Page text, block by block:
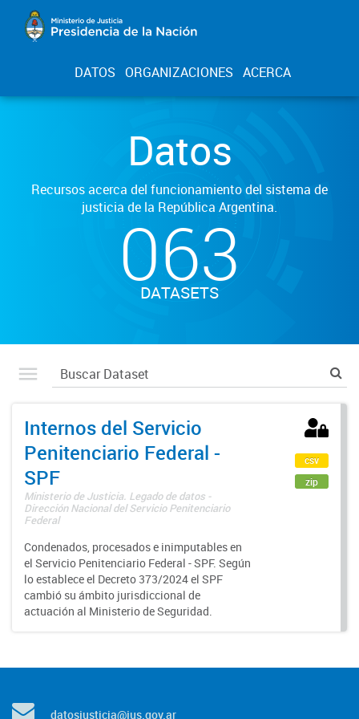
DATOS ORGANIZACIONES ACERCA
Datos
Recursos acerca del funcionamiento del sistema de
justicia de la República Argentina.
063
DATASETS
Internos del Servicio
Penitenciario Federal -
SPF
Ministerio de Justicia. Legado de datos -
Dirección Nacional del Servicio Penitenciario
Federal
Condenados, procesados e inimputables en
el Servicio Penitenciario Federal - SPF. Según
lo establece el Decreto 373/2024 el SPF
cambió su ámbito jurisdiccional de
actuación al Ministerio de Seguridad.
csv
zip
datosjusticia@jus.gov.ar